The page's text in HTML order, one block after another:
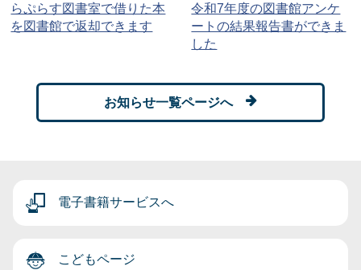
らぷらす図書室で借りた本
を図書館で返却できます
令和7年度の図書館アンケ
ートの結果報告書ができま
した
お知らせ一覧ページへ
電子書籍サービスへ
こどもページ